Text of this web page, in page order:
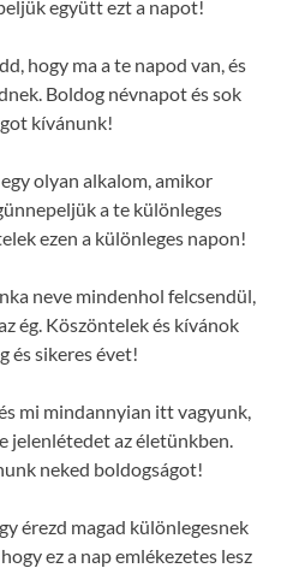
együtt ezt a napot!
hogy ma a te napod van, és
Boldog névnapot és sok
kívánunk!
olyan alkalom, amikor
a te különleges
ezen a különleges napon!
neve mindenhol felcsendül,
ég. Köszöntelek és kívánok
és sikeres évet!
mi mindannyian itt vagyunk,
jelenlétedet az életünkben.
neked boldogságot!
érezd magad különlegesnek
ez a nap emlékezetes lesz